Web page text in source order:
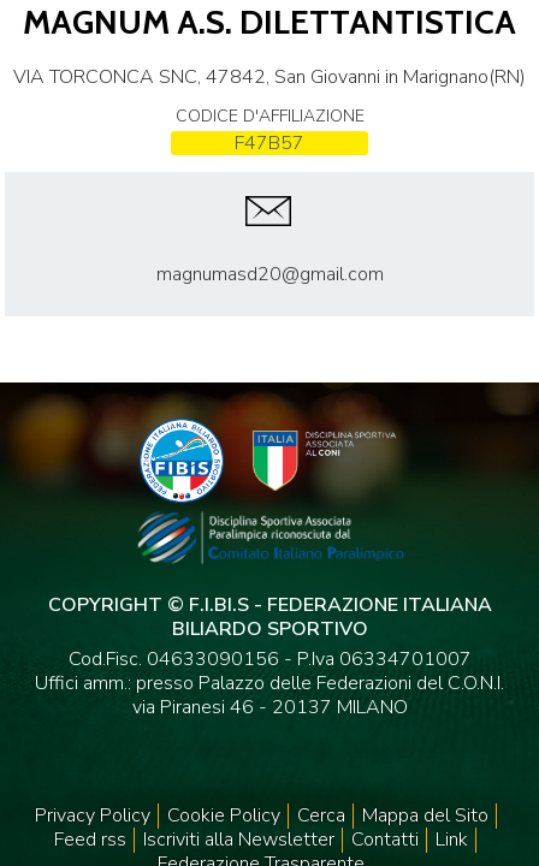
MAGNUM A.S. DILETTANTISTICA
VIA TORCONCA SNC, 47842, San Giovanni in Marignano(RN)
CODICE D'AFFILIAZIONE
F47B57
magnumasd20@gmail.com
COPYRIGHT © F.I.BI.S - FEDERAZIONE ITALIANA
BILIARDO SPORTIVO
Cod.Fisc. 04633090156 - P.Iva 06334701007
Uffici amm.: presso Palazzo delle Federazioni del C.O.N.I.
via Piranesi 46 - 20137 MILANO
Privacy Policy Cookie Policy Cerca
Mappa del Sito
Feed rss
Iscriviti alla Newsletter Contatti
Link